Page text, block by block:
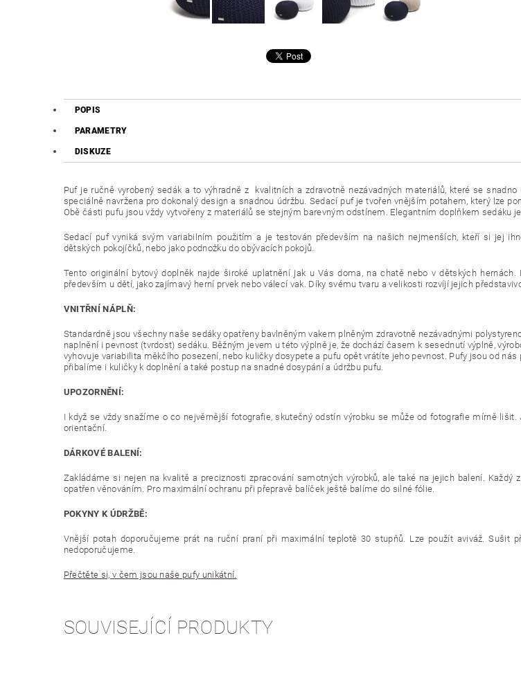
POPIS
PARAMETRY
DISKUZE
Puf je ručně vyrobený sedák a to výhradně z kvalitních a zdravotně nezávadných materiálů, které se
speciálně navržena pro dokonalý design a snadnou údržbu. Sedací puf je tvořen vnějším potahem, který lze
Obě části pufu jsou vždy vytvořeny z materiálů se stejným barevným odstínem. Elegantním doplňkem sedáku
Sedací puf vyniká svým variabilním použitím a je testován především na našich nejmenších, kteří si jej
dětských pokojíčků, nebo jako podnožku do obývacích pokojů.
Tento originální bytový doplněk najde široké uplatnění jak u Vás doma, na chatě nebo v dětských
především u dětí, jako zajímavý herní prvek nebo válecí vak. Díky svému tvaru a velikosti rozvíjí jejich
VNITŘNÍ NÁPLŇ:
Standardně jsou všechny naše sedáky opatřeny bavlněným vakem plněným zdravotně nezávadnými
naplnění i pevnost (tvrdost) sedáku. Běžným jevem u této výplně je, že dochází časem k sesednutí výplně,
vyhovuje variabilita měkčího posezení, nebo kuličky dosypete a pufu opět vrátíte jeho pevnost. Pufy jsou od
přibalíme i kuličky k doplnění a také postup na snadné dosypání a údržbu pufu.
UPOZORNĚNÍ:
I když se vždy snažíme o co nejvěrnější fotografie, skutečný odstín výrobku se může od fotografie mírně
orientační.
DÁRKOVÉ BALENÍ:
Zakládáme si nejen na kvalitě a preciznosti zpracování samotných výrobků, ale také na jejich balení. Každý
opatřen věnováním. Pro maximální ochranu při přepravě balíček ještě balíme do silné fólie.
POKYNY K ÚDRŽBĚ:
Vnější potah doporučujeme prát na ruční praní při maximální teplotě 30 stupňů. Lze použít aviváž. Sušit
nedoporučujeme.
Přečtěte si, v čem jsou naše pufy unikátní.
SOUVISEJÍCÍ PRODUKTY